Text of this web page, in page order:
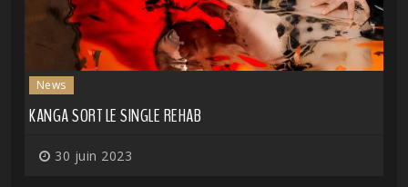
News
KANGA SORT LE SINGLE REHAB
30 juin 2023